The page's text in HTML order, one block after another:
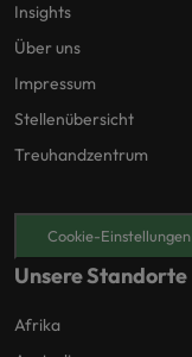
Insights
Über uns
Impressum
Stellenübersicht
Treuhandzentrum
Cookie-Einstellungen
Unsere Standorte
Afrika